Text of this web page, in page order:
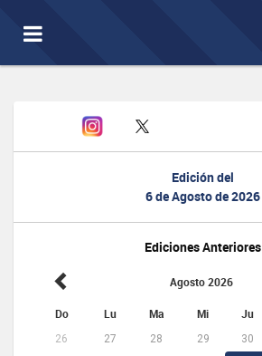
Toggle
navigation
Edición del
6 de Agosto de 2026
Ediciones Anteriores
Agosto 2026
Do Lu Ma Mi Ju
26 27 28 29 30